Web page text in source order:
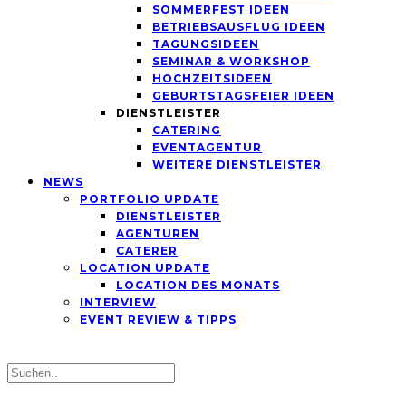
SOMMERFEST IDEEN
BETRIEBSAUSFLUG IDEEN
TAGUNGSIDEEN
SEMINAR & WORKSHOP
HOCHZEITSIDEEN
GEBURTSTAGSFEIER IDEEN
DIENSTLEISTER
CATERING
EVENTAGENTUR
WEITERE DIENSTLEISTER
NEWS
PORTFOLIO UPDATE
DIENSTLEISTER
AGENTUREN
CATERER
LOCATION UPDATE
LOCATION DES MONATS
INTERVIEW
EVENT REVIEW & TIPPS